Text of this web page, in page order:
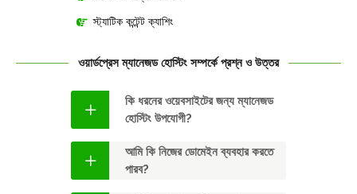
স্ট্যাটিক কন্টেন্ট ক্যাশিং
ওয়ার্ডপ্রেস ম্যানেজড হোস্টিং সম্পর্কে প্রশ্ন ও উত্তর
কি ধরনের ওয়েবসাইটের জন্য ম্যানেজড
হোস্টিং উপযোগী?
আমি কি নিজের ডোমেইন ব্যবহার করতে
পারব?